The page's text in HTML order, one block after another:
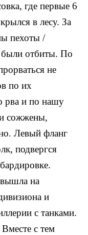
где первые 6
в лесу. За
пехоты /
отбиты. По
не
по их
рва и по нашу
сожжены,
Левый фланг
подвергся
на
и
с танками.
с тем